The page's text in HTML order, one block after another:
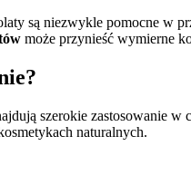
są niezwykle pomocne w
może przynieść wymierne
szerokie zastosowanie
naturalnych.